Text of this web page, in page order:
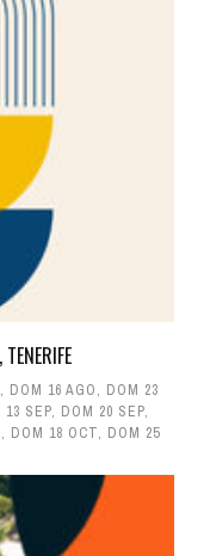
, DOM 16 AGO, DOM 23
13 SEP, DOM 20 SEP,
, DOM 18 OCT, DOM 25